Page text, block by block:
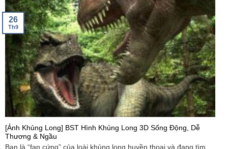
[Ảnh Khủng Long] BST Hình Khủng Long 3D Sống Động, Dễ
Thương & Ngầu
Bạn là “fan cứng” của loài khủng long huyền thoại và đang tìm
26
Th9